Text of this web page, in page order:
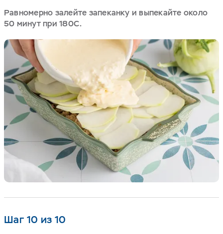
Равномерно залейте запеканку и выпекайте около
50 минут при 180С.
Шаг 10 из 10